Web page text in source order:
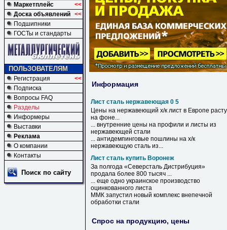
Маркетплейс
<<
Доска объявлений <<
Подшипники
ГОСТы и стандарты
ПОЛЬЗОВАТЕЛЯМ
Регистрация
<<
Подписка
Вопросы FAQ
Разделы
Информеры
Выставки
Реклама
О компании
Контакты
Поиск по сайту
Информация
Лист сталь нержавеющая 0 5
Цены на нержавеющий х/к лист в Европе
на фоне...
... внутренние цены на профили и листы из
нержавеющей стали
... антидемпинговые пошлины на х/к
нержавеющую сталь из...
Лист сталь купить Воронеж
За полгода «Северсталь Дистрибуция»
продала более 800 тысяч ...
... еще одно украинское производство
оцинкованного листа
ММК запустил новый комплекс внепечной
обработки стали
Спрос на продукцию, цены